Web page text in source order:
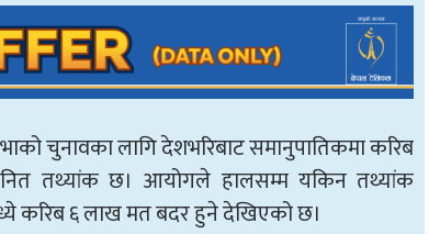
चुनावका लागि देशभरिबाट समानुपातिकमा करिब
तथ्यांक छ। आयोगले हालसम्म यकिन तथ्यांक
करिब ६ लाख मत बदर हुने देखिएको छ।